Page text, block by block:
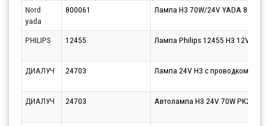
Nord
yada
800061 Лампа Н3 70W/24V YADA 800061
PHILIPS 12455 Лампа Philips 12455 H3 12V 100W
ДИАЛУЧ 24703 Лампа 24V Н3 с проводком
ДИАЛУЧ 24703 Автолампа H3 24V 70W PK22s